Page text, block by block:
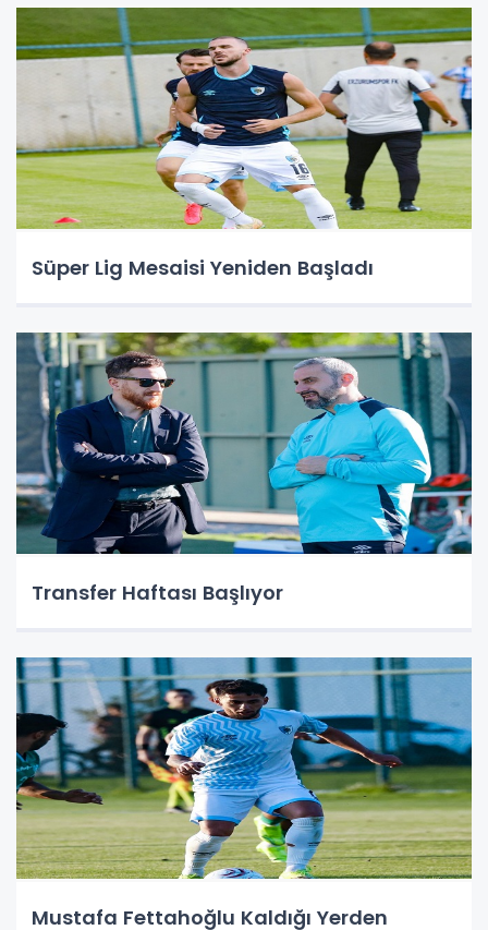
Süper Lig Mesaisi Yeniden Başladı
Transfer Haftası Başlıyor
Mustafa Fettahoğlu Kaldığı Yerden